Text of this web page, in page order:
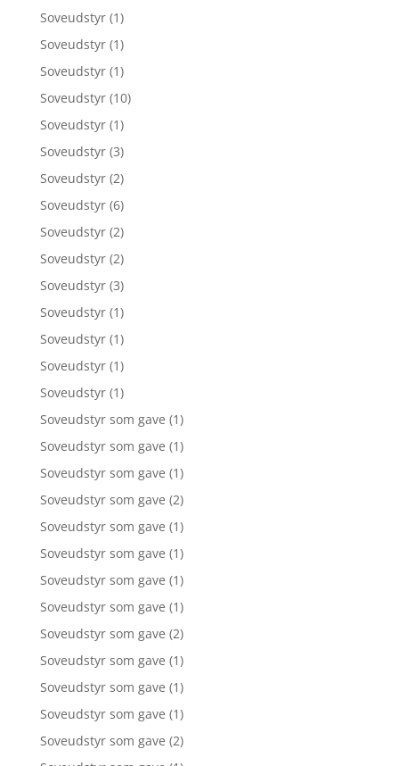
Soveudstyr (1)
Soveudstyr (1)
Soveudstyr (1)
Soveudstyr (10)
Soveudstyr (1)
Soveudstyr (3)
Soveudstyr (2)
Soveudstyr (6)
Soveudstyr (2)
Soveudstyr (2)
Soveudstyr (3)
Soveudstyr (1)
Soveudstyr (1)
Soveudstyr (1)
Soveudstyr (1)
Soveudstyr som gave (1)
Soveudstyr som gave (1)
Soveudstyr som gave (1)
Soveudstyr som gave (2)
Soveudstyr som gave (1)
Soveudstyr som gave (1)
Soveudstyr som gave (1)
Soveudstyr som gave (1)
Soveudstyr som gave (2)
Soveudstyr som gave (1)
Soveudstyr som gave (1)
Soveudstyr som gave (1)
Soveudstyr som gave (2)